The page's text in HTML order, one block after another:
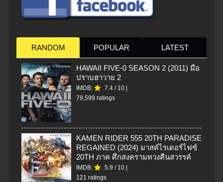
RANDOM POPULAR LATEST
HAWAII FIVE-0 SEASON 2 (2011) มือ
ปราบฮาวาย 2
IMDB: 7.4 / 10
79,599 ratings
KAMEN RIDER 555 20TH PARADISE
REGAINED (2024) มาสค์ไรเดอร์ไฟซ์
20TH ภาค ศึกสงครามทวงคืนสวรรค์
IMDB: 5.9 / 10
121 ratings